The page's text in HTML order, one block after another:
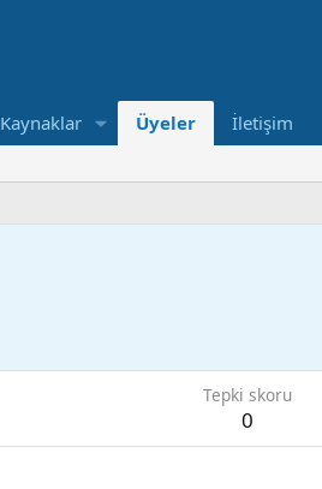
Kaynaklar Üyeler İletişim
Tepki skoru
0